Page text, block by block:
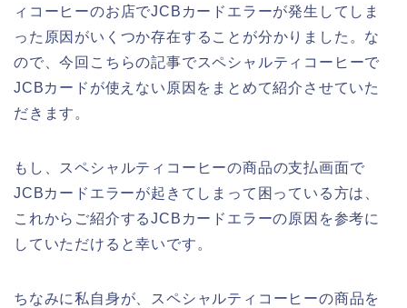
ィコーヒーのお店でJCBカードエラーが発生してしま
った原因がいくつか存在することが分かりました。な
ので、今回こちらの記事でスペシャルティコーヒーで
JCBカードが使えない原因をまとめて紹介させていた
だきます。
もし、スペシャルティコーヒーの商品の支払画面で
JCBカードエラーが起きてしまって困っている方は、
これからご紹介するJCBカードエラーの原因を参考に
していただけると幸いです。
ちなみに私自身が、スペシャルティコーヒーの商品を